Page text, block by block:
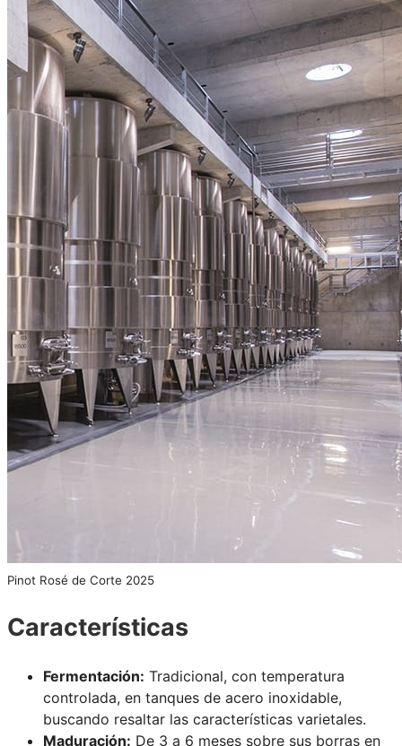
Pinot Rosé de Corte 2025
Características
Fermentación: Tradicional, con temperatura
controlada, en tanques de acero inoxidable,
buscando resaltar las características varietales.
Maduración: De 3 a 6 meses sobre sus borras en